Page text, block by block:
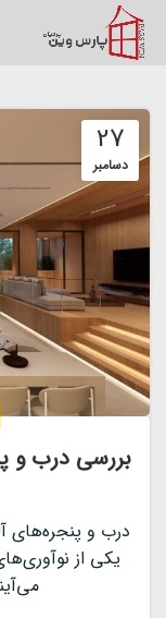
27
دسامبر
بررسی درب و
یکی از